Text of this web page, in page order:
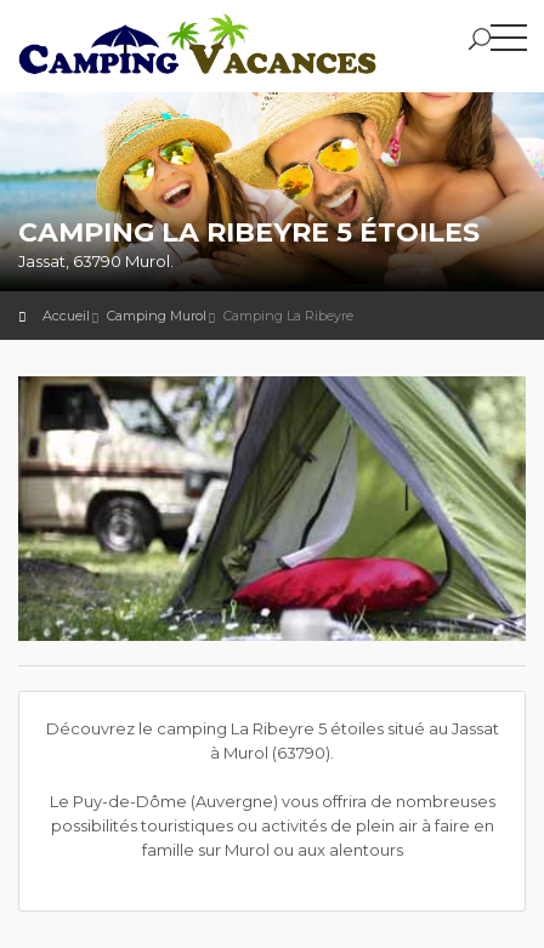
CAMPING LA RIBEYRE 5 ÉTOILES
Jassat, 63790 Murol.
Accueil Camping Murol Camping La Ribeyre
Découvrez le camping La Ribeyre 5 étoiles situé au Jassat
à Murol (63790).
Le Puy-de-Dôme (Auvergne) vous offrira de nombreuses
possibilités touristiques ou activités de plein air à faire en
famille sur Murol ou aux alentours